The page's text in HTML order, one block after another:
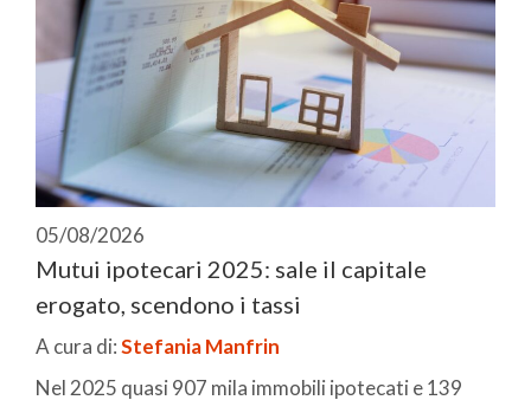
05/08/2026
Mutui ipotecari 2025: sale il capitale
erogato, scendono i tassi
A cura di:Stefania Manfrin
Nel 2025 quasi 907 mila immobili ipotecati e 139